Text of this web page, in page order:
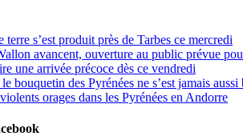
s’est produit près de Tarbes ce mercredi
avancent, ouverture au public prévue
une arrivée précoce dès ce vendredi
bouquetin des Pyrénées ne s’est jamais
orages dans les Pyrénées en Andorre